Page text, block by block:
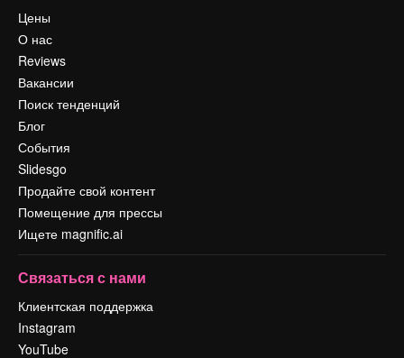
Цены
О нас
Reviews
Вакансии
Поиск тенденций
Блог
События
Slidesgo
Продайте свой контент
Помещение для прессы
Ищете magnific.ai
Связаться с нами
Клиентская поддержка
Instagram
YouTube